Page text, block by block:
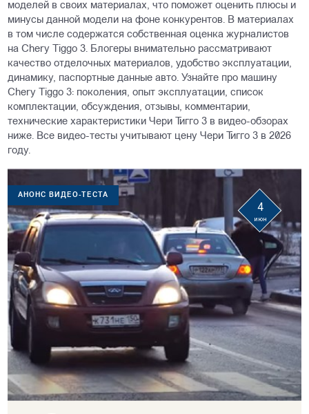
моделей в своих материалах, что поможет оценить плюсы и
минусы данной модели на фоне конкурентов. В материалах
в том числе содержатся собственная оценка журналистов
на Chery Tiggo 3. Блогеры внимательно рассматривают
качество отделочных материалов, удобство эксплуатации,
динамику, паспортные данные авто. Узнайте про машину
Chery Tiggo 3: поколения, опыт эксплуатации, список
комплектации, обсуждения, отзывы, комментарии,
технические характеристики Чери Тигго 3 в видео-обзорах
ниже. Все видео-тесты учитывают цену Чери Тигго 3 в 2026
году.
АНОНС ВИДЕО-ТЕСТА
4
июн